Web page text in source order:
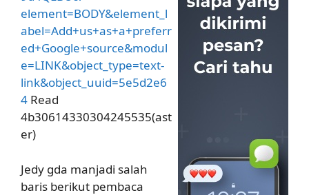
element=BODY&element_l
abel=Add+us+as+a+preferr
ed+Google+source&modul
e=LINK&object_type=text-
link&object_uuid=5e5d2e6
4 Read
4b30614330304245535(ast
er)
Jedy gda manjadi salah
baris berikut pembaca